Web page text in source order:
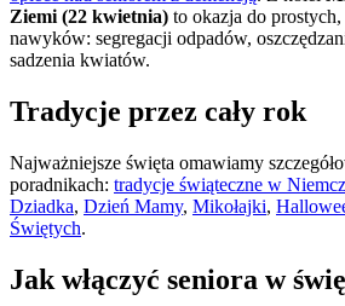
Ziemi (22 kwietnia) to okazja do
nawyków: segregacji odpadów,
sadzenia kwiatów.
Tradycje przez cały rok
Najważniejsze święta omawiamy
poradnikach: tradycje świąteczne w
Dziadka, Dzień Mamy, Mikołajki,
Świętych.
Jak włączyć seniora w